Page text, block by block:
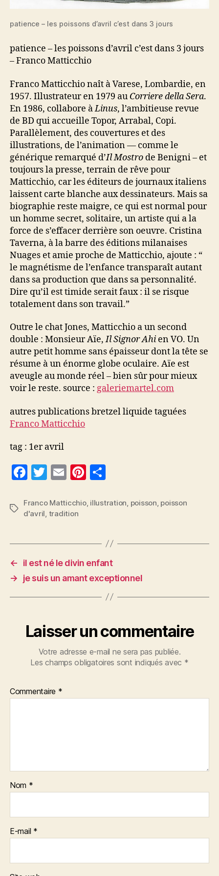
patience – les poissons d’avril c’est dans 3 jours
patience – les poissons d’avril c’est dans 3 jours
– Franco Matticchio
Franco Matticchio naît à Varese, Lombardie, en
1957. Illustrateur en 1979 au Corriere della Sera.
En 1986, collabore àLinus, l’ambitieuse revue
de BD qui accueille Topor, Arrabal, Copi.
Parallèlement, des couvertures et des
illustrations, de l’animation — comme le
générique remarqué d’Il Mostro de Benigni – et
toujours la presse, terrain de rêve pour
Matticchio, car les éditeurs de journaux italiens
laissent carte blanche aux dessinateurs. Mais sa
biographie reste maigre, ce qui est normal pour
un homme secret, solitaire, un artiste qui a la
force de s’effacer derrière son oeuvre. Cristina
Taverna, à la barre des éditions milanaises
Nuages et amie proche de Matticchio, ajoute : “
le magnétisme de l’enfance transparaît autant
dans sa production que dans sa personnalité.
Dire qu’il est timide serait faux : il se risque
totalement dans son travail.”
Outre le chat Jones, Matticchio a un second
double : Monsieur Aïe,Il Signor Ahi en VO. Un
autre petit homme sans épaisseur dont la tête se
résume à un énorme globe oculaire. Aïe est
aveugle au monde réel – bien sûr pour mieux
voir le reste. source : galeriemartel.com
autres publications bretzel liquide taguées
Franco Matticchio
tag : 1er avril
F
c
e
o
o
k
T
itt
er
E
ai
l
Pi
er rt
g
er
Étiquettes
Franco Matticchio, illustration poisson poisson
d'avril tradition
←
il est né le divin enfant
→
je suis un amant exceptionnel
Laisser un commentaire
Votre adresse e-mail ne sera pas publiée.
Les champs obligatoires sont indiqués avec *
Commentaire *
Nom *
E-mail *